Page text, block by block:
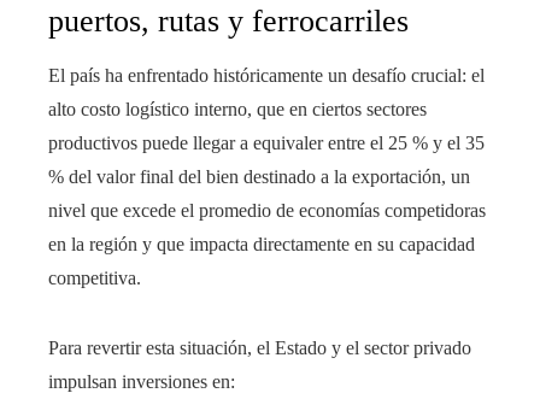
puertos, rutas y ferrocarriles
El país ha enfrentado históricamente un desafío crucial: el
alto costo logístico interno, que en ciertos sectores
productivos puede llegar a equivaler entre el 25 % y el 35
% del valor final del bien destinado a la exportación, un
nivel que excede el promedio de economías competidoras
en la región y que impacta directamente en su capacidad
competitiva.
Para revertir esta situación, el Estado y el sector privado
impulsan inversiones en: